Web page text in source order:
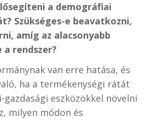
a demográfiai
Szükséges-e beavatkozni,
amíg az alacsonyabb
a rendszer?
van erre hatása, és
ha a termékenységi rátát
eszközökkel növelni
milyen módon és